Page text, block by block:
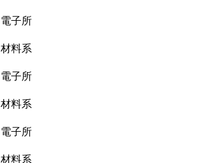
電子所
材料系
電子所
材料系
電子所
材料系